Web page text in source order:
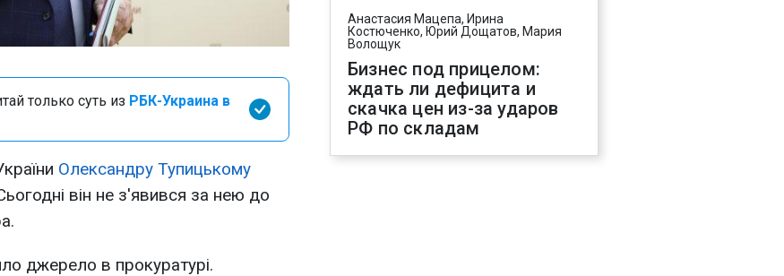
только суть из РБК-Украина в
Олександру Тупицькому
він не з'явився за нею до
джерело в прокуратурі.
Анастасия Мацепа, Ирина
Костюченко, Юрий Дощатов, Мария
Волощук
Бизнес под прицелом:
ждать ли дефицита и
скачка цен из-за ударов
РФ по складам